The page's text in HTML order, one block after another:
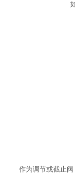
作为调节或截止